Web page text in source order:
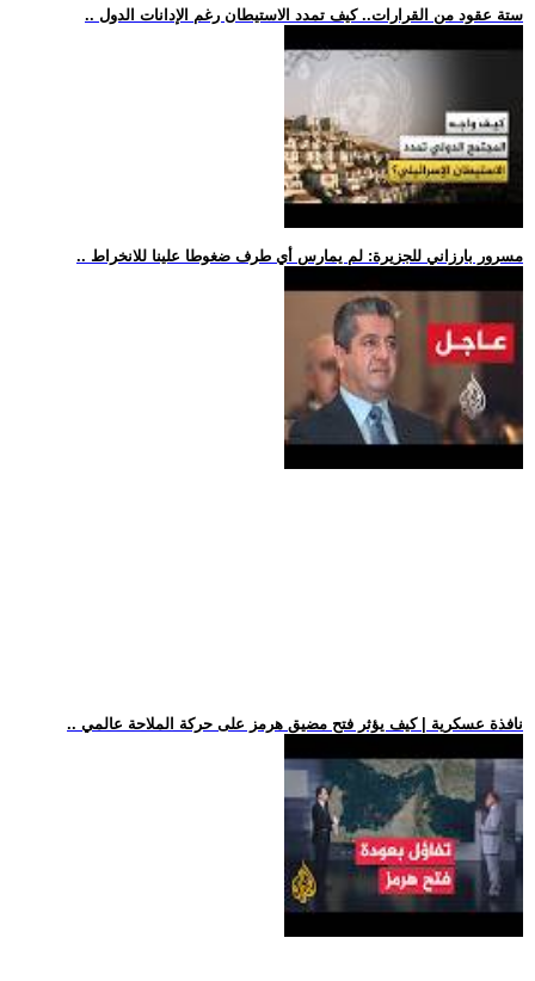
.. ستة عقود من القرارات.. كيف تمدد الاستيطان رغم الإدانات الدول
.. مسرور بارزاني للجزيرة: لم يمارس أي طرف ضغوطا علينا للانخراط
.. نافذة عسكرية | كيف يؤثر فتح مضيق هرمز على حركة الملاحة عالمي